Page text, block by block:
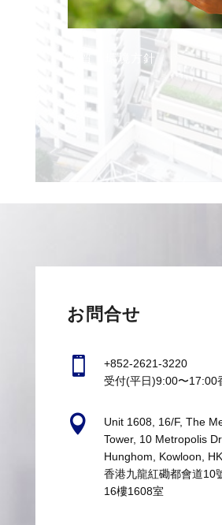
品質・環境方針
お問合せ

+852-2621-3220
受付(平日)9:00〜17:00

Unit 1608, 16/F, The
Tower, 10 Metropolis
Hunghom, Kowloon, HK
香港九龍紅磡都會道10
16樓1608室